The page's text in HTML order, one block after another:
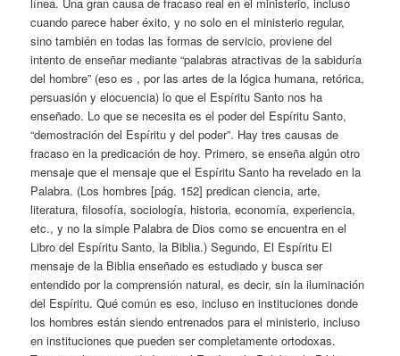
cuando parece haber éxito, y no solo en el ministerio regular,
sino también en todas las formas de servicio, proviene del
intento de enseñar mediante “palabras atractivas de la sabiduría
del hombre” (eso es , por las artes de la lógica humana, retórica,
persuasión y elocuencia) lo que el Espíritu Santo nos ha
enseñado. Lo que se necesita es el poder del Espíritu Santo,
“demostración del Espíritu y del poder”. Hay tres causas de
fracaso en la predicación de hoy. Primero, se enseña algún otro
mensaje que el mensaje que el Espíritu Santo ha revelado en la
Palabra. (Los hombres [pág. 152] predican ciencia, arte,
literatura, filosofía, sociología, historia, economía, experiencia,
etc., y no la simple Palabra de Dios como se encuentra en el
Libro del Espíritu Santo, la Biblia.) Segundo, El Espíritu El
mensaje de la Biblia enseñado es estudiado y busca ser
entendido por la comprensión natural, es decir, sin la iluminación
del Espíritu. Qué común es eso, incluso en instituciones donde
los hombres están siendo entrenados para el ministerio, incluso
en instituciones que pueden ser completamente ortodoxas.